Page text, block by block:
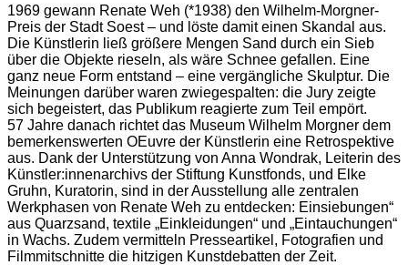
1969 gewann Renate Weh (*1938) den Wilhelm-Morgner-
Preis der Stadt Soest – und löste damit einen Skandal aus.
Die Künstlerin ließ größere Mengen Sand durch ein Sieb
über die Objekte rieseln, als wäre Schnee gefallen. Eine
ganz neue Form entstand – eine vergängliche Skulptur. Die
Meinungen darüber waren zwiegespalten: die Jury zeigte
sich begeistert, das Publikum reagierte zum Teil empört.
57 Jahre danach richtet das Museum Wilhelm Morgner dem
bemerkenswerten OEuvre der Künstlerin eine Retrospektive
aus. Dank der Unterstützung von Anna Wondrak, Leiterin des
Künstler:innenarchivs der Stiftung Kunstfonds, und Elke
Gruhn, Kuratorin, sind in der Ausstellung alle zentralen
Werkphasen von Renate Weh zu entdecken: Einsiebungen“
aus Quarzsand, textile „Einkleidungen“ und „Eintauchungen“
in Wachs. Zudem vermitteln Presseartikel, Fotografien und
Filmmitschnitte die hitzigen Kunstdebatten der Zeit.